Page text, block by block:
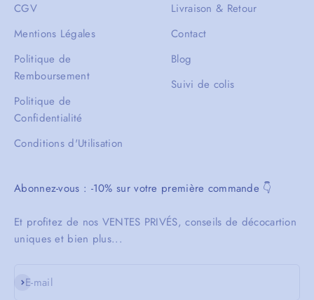
CGV
Mentions Légales
Politique de
Remboursement
Politique de
Confidentialité
Conditions d'Utilisation
Livraison & Retour
Contact
Blog
Suivi de colis
Abonnez-vous : -10% sur votre première commande 👇
Et profitez de nos VENTES PRIVÉS, conseils de décocartion
uniques et bien plus...
E-mail
S'inscrire